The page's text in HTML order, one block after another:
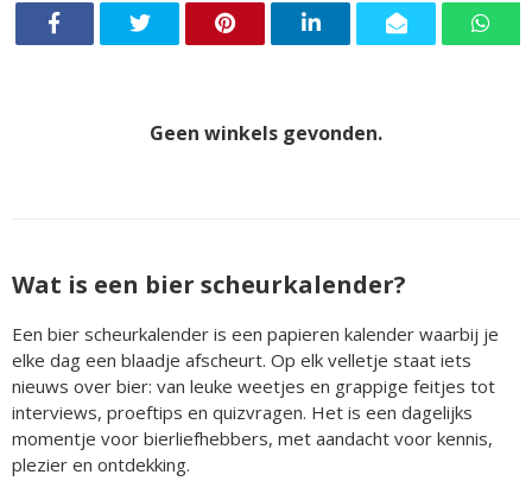
Geen winkels gevonden.
Wat is een bier scheurkalender?
Een bier scheurkalender is een papieren kalender waarbij je
elke dag een blaadje afscheurt. Op elk velletje staat iets
nieuws over bier: van leuke weetjes en grappige feitjes tot
interviews, proeftips en quizvragen. Het is een dagelijks
momentje voor bierliefhebbers, met aandacht voor kennis,
plezier en ontdekking.